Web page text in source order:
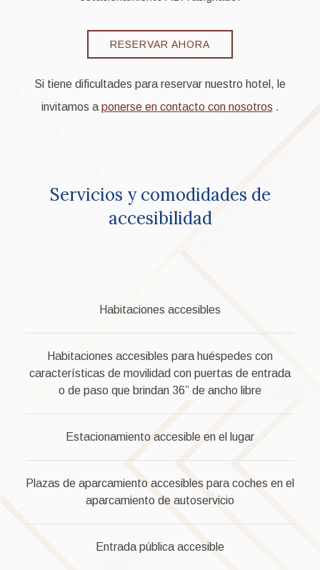
RESERVAR AHORA
Si tiene dificultades para reservar nuestro hotel, le
invitamos a ponerse en contacto con nosotros .
Servicios y comodidades de
accesibilidad
Habitaciones accesibles
Habitaciones accesibles para huéspedes con
características de movilidad con puertas de entrada
o de paso que brindan 36” de ancho libre
Estacionamiento accesible en el lugar
Plazas de aparcamiento accesibles para coches en el
aparcamiento de autoservicio
Entrada pública accesible